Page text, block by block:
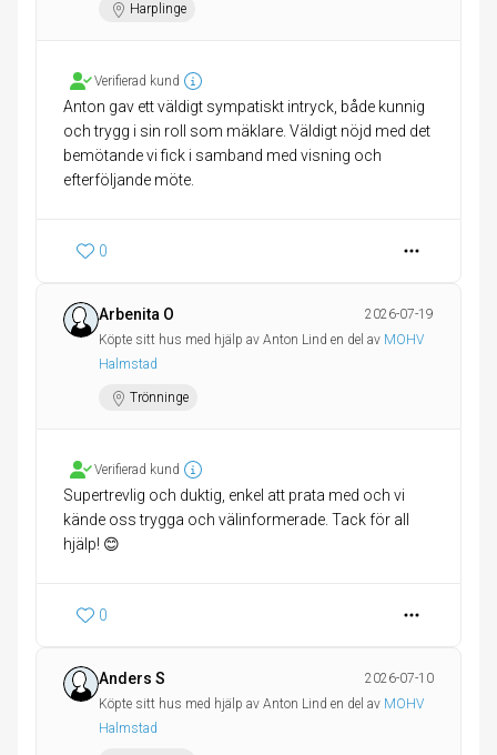
Harplinge
Verifierad kund
Anton gav ett väldigt sympatiskt intryck, både kunnig
och trygg i sin roll som mäklare. Väldigt nöjd med det
bemötande vi fick i samband med visning och
efterföljande möte.
0
Arbenita O
2026-07-19
Köpte sitt hus med hjälp av Anton Lind en del av MOHV
Halmstad
Trönninge
Verifierad kund
Supertrevlig och duktig, enkel att prata med och vi
kände oss trygga och välinformerade. Tack för all
hjälp! 😊
0
Anders S
2026-07-10
Köpte sitt hus med hjälp av Anton Lind en del av MOHV
Halmstad